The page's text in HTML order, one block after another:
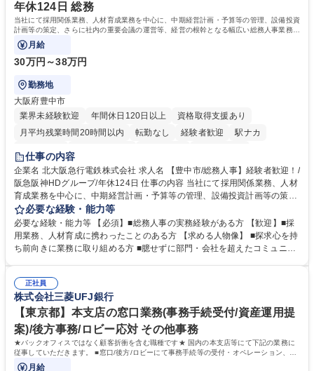
年休124日 総務
当社にて採用関係業務、人材育成業務を中心に、中期経営計画・予算等の管理、設備投資
計画等の策定、さらに社内の重要会議の運営等、経営の根幹となる幅広い総務人事業務全
般を担当していただきます。
月給
30万円～38万円
勤務地
大阪府豊中市
業界未経験歓迎
年間休日120日以上
資格取得支援あり
月平均残業時間20時間以内
転勤なし 経験者歓迎
駅ナカ
退職金あり
土日祝休み
服装自由 昼食補助あり 食事補助あり
仕事の内容
企業名 北大阪急行電鉄株式会社 求人名 【豊中市/総務人事】経験者歓迎！/
阪急阪神HDグループ/年休124日 仕事の内容 当社にて採用関係業務、人材
育成業務を中心に、中期経営計画・予算等の管理、設備投資計画等の策
定、さらに社内の重要会議の運営等、経営の根幹となる幅広い総務人事業
務全般を担当していただきます。 【主な業務内容】 ■採用関係業務および
人材育成(社員研修)業務の推進 ■中期経営計画および予算等の管理 ■設備
投資計画等の策定 ■社内の重要会議の運営 ■その他総務人事業務全般 【入
務人事】経験者歓迎！/阪急阪神HDグループ/年休124日
必要な経験・能力等
必要な経験・能力等 【必須】■総務人事の実務経験がある方 【歓迎】■採
用業務、人材育成に携わったことのある方 【求める人物像】 ■探求心を持
ち前向きに業務に取り組める方 ■臆せずに部門・会社を超えたコミュニケ
囲のメンバーと協調しつつ主体性を持って能動的に業務を推進できる方 学
歴・資格 学歴：大学院 大学 高専 短大 専修学校 高校 語学力： 資格：
正社員
株式会社三菱UFJ銀行
【東京都】本支店の窓口業務(事務手続受付/資産運用提
案)/後方事務/ロビー応対 その他事務
★バックオフィスではなく顧客折衝を含む職種です★ 国内の本支店等にて下記の業務に
従事していただきます。 ■窓口/後方/ロビーにて事務手続等の受付・オペレーション、お
客様対応
月給